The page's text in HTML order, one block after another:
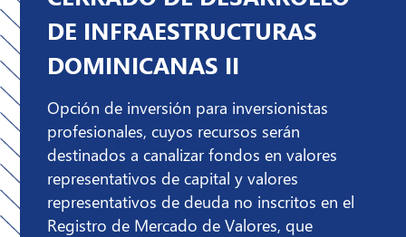
DE INFRAESTRUCTURAS
DOMINICANAS II
Opción de inversión para inversionistas
profesionales, cuyos recursos serán
destinados a canalizar fondos en valores
representativos de capital y valores
representativos de deuda no inscritos en el
Registro de Mercado de Valores, que